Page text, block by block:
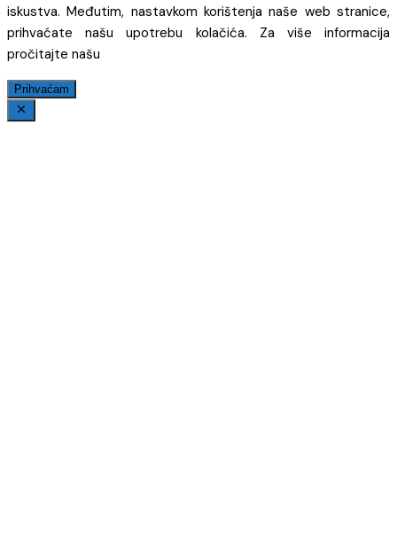
iskustva. Međutim, nastavkom korištenja naše web stranice,
prihvaćate našu upotrebu kolačića. Za više informacija
pročitajte našu
Prihvaćam